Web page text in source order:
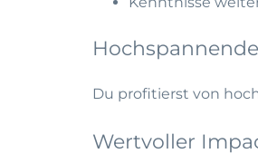
Du profitierst von
Wertvoller